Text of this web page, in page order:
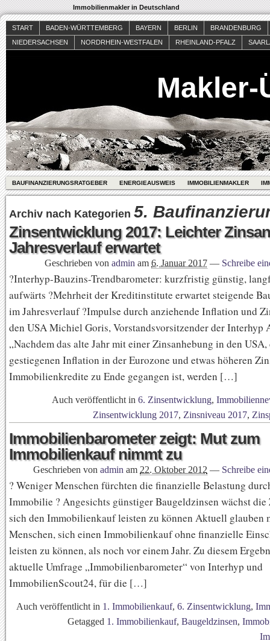
Immobilienmakler in Deutschland
START BADEN-WÜRTTEMBERG BAYERN BERLIN
BRANDENBURG
NIEDERSACHSEN
NORDRHEIN-WESTFALEN RHEINLAND-PFALZ
Makler-
BAUFINANZIERUNGSRATGEBER ENERGIEAUSWEIS IMMOBILIENMAKLER
Archiv nach Kategorien 5.
Zinsentwicklung 2017: Leichter
Jahresverlauf erwartet
Geschrieben von admin am 6. Januar 2017 — Schreibe
?Interhyp-Bauzins-Trendbarometer: kurzfristig günstig,
aufwärts ?Mehrheit der Kreditinstitute erwartet steigende
im Jahresverlauf ?Impulse durch anziehende Inflation und
den USA Michiel Goris, Vorstandsvorsitzender der Interhyp
„Nachdem das alte Jahr mit einer Zinsanhebung in den
gestiegenen Inflation in der Eurozone und etwas höheren
Immobilienkredite zu Ende gegangen ist, werden […]
Auch veröffentlicht in 6. Zinsentwicklung,
Zinsentwicklung 2017, Zinsniveau 2017,
Immobilienbarometer zeigt: Mut zum
Immobilienkauf nimmt zu
Geschrieben von admin am 22. Oktober 2012 — Schreibe
? Weniger Menschen fürchten die finanzielle Belastung
Immobilie ? Angesichts günstiger Baugeldzinsen wächst die
sich den Immobilienkauf leisten zu können Aktuell glauben
Menschen, sich einen Immobilienkauf ohne finanzielle
leisten zu können, als noch vor einem Jahr. Zu diesem
aktuelle Umfrage „Immobilienbarometer“ von Interhyp und
ImmobilienScout24, für die […]
Auch veröffentlicht in 1. Immobilienkauf, 6. Zinsentwicklung,
Getagged 1. Immobilienkauf, Baugeldzinsen,